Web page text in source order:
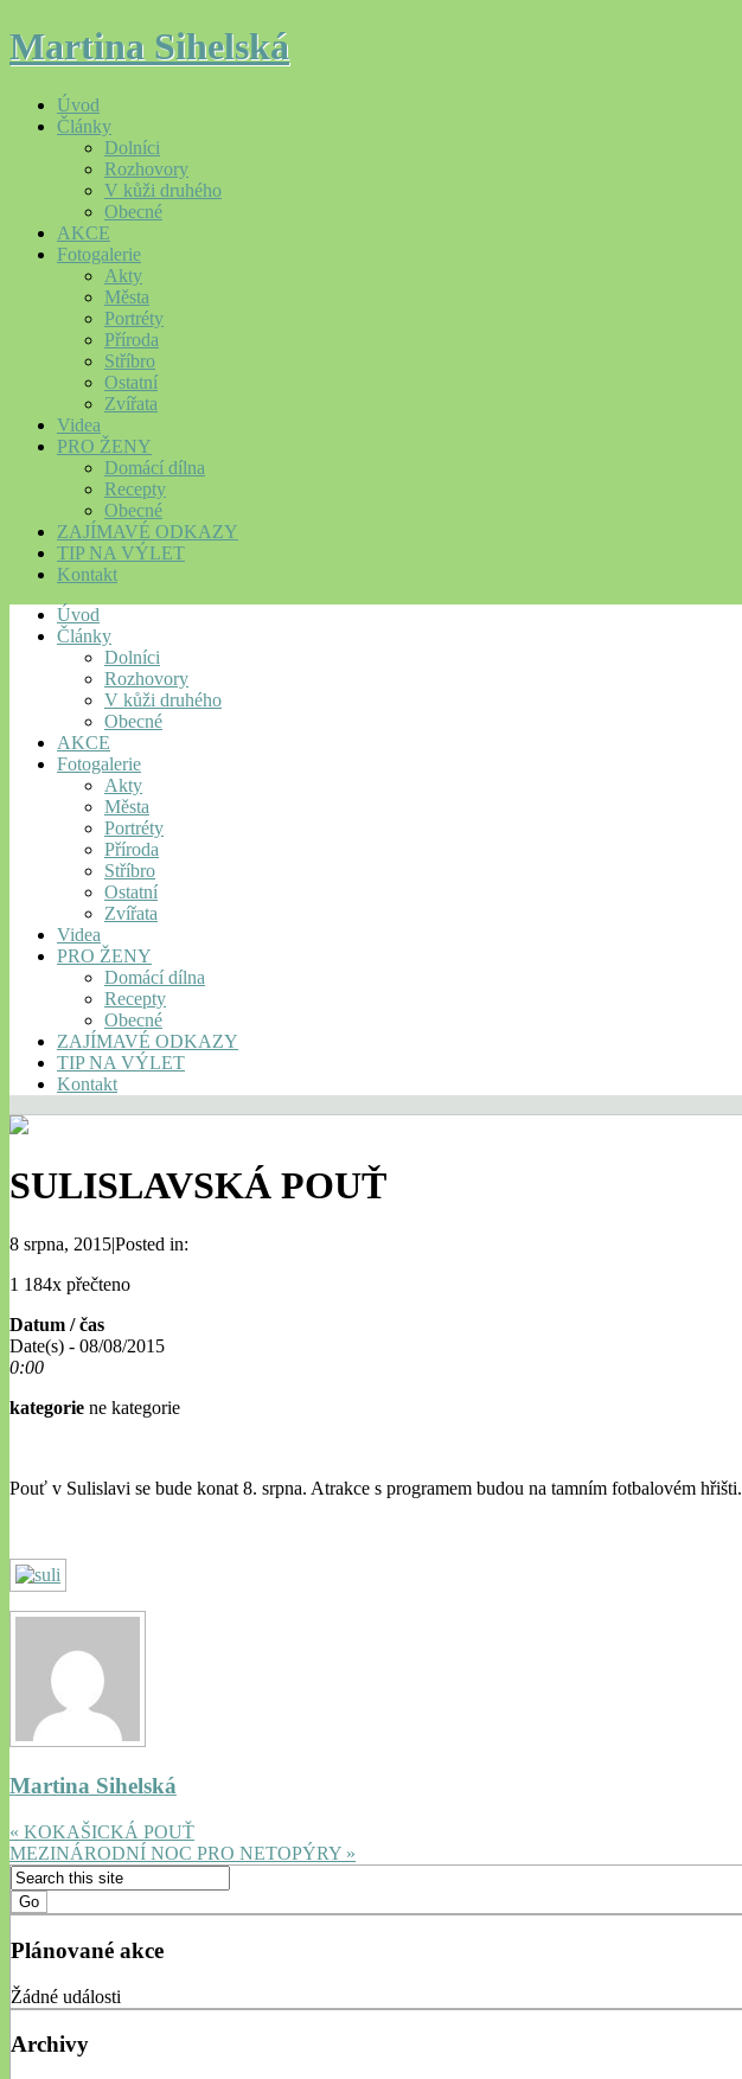
Martina Sihelská
Úvod
Články
Dolníci
Rozhovory
V kůži druhého
Obecné
AKCE
Fotogalerie
Akty
Města
Portréty
Příroda
Stříbro
Ostatní
Zvířata
Videa
PRO ŽENY
Domácí dílna
Recepty
Obecné
ZAJÍMAVÉ ODKAZY
TIP NA VÝLET
Kontakt
Úvod
Články
Dolníci
Rozhovory
V kůži druhého
Obecné
AKCE
Fotogalerie
Akty
Města
Portréty
Příroda
Stříbro
Ostatní
Zvířata
Videa
PRO ŽENY
Domácí dílna
Recepty
Obecné
ZAJÍMAVÉ ODKAZY
TIP NA VÝLET
Kontakt
SULISLAVSKÁ POUŤ
8 srpna, 2015|Posted in:
1 184x přečteno
Datum / čas
Date(s) - 08/08/2015
0:00
kategorie ne kategorie
Pouť v Sulislavi se bude konat 8. srpna. Atrakce s programem budou na tamním fotbalovém hřišti.
Martina Sihelská
« KOKAŠICKÁ POUŤ
MEZINÁRODNÍ NOC PRO NETOPÝRY »
Plánované akce
Žádné události
Archivy